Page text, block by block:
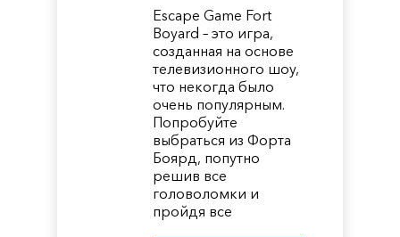
Escape Game Fort
Boyard – это игра,
созданная на основе
телевизионного шоу,
что некогда было
очень популярным.
Попробуйте
выбраться из Форта
Боярд, попутно
решив все
головоломки и
пройдя все